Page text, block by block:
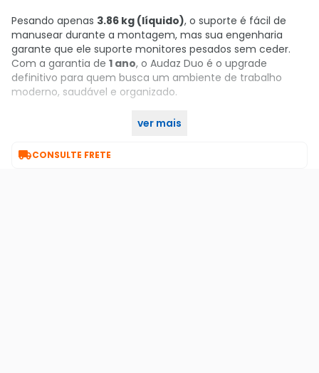
Pesando apenas 3.86 kg (líquido), o suporte é fácil de
manusear durante a montagem, mas sua engenharia
garante que ele suporte monitores pesados sem ceder.
Com a garantia de 1 ano, o Audaz Duo é o upgrade
definitivo para quem busca um ambiente de trabalho
moderno, saudável e organizado.
ver mais
CONSULTE FRETE